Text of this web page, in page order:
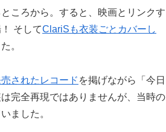
ころから。すると、映画とリンクす
そしてClariSも衣装ごとカバーし
。
されたレコード を掲げながら「今日
完全再現ではありませんが、当時の
ました。